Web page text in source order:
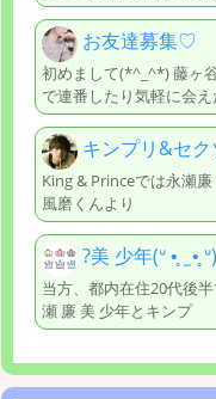
お友達募集♡
初めまして(*^_^*) 藤ヶ
で連番したり気軽に会
キンプリ&セク
King & Princeでは永瀬
風磨くんより
?美 少年(ᐡ •̥ ̫ •̥
当方、都内在住20代後
瀬 廉 美 少年とキンプ